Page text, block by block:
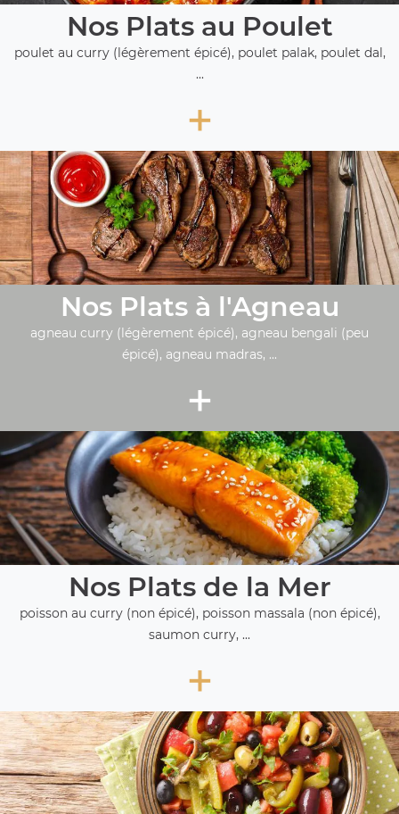
Nos Plats au Poulet
poulet au curry (légèrement épicé), poulet palak, poulet dal,
...
+
Nos Plats à l'Agneau
agneau curry (légèrement épicé), agneau bengali (peu
épicé), agneau madras, ...
+
Nos Plats de la Mer
poisson au curry (non épicé), poisson massala (non épicé),
saumon curry, ...
+